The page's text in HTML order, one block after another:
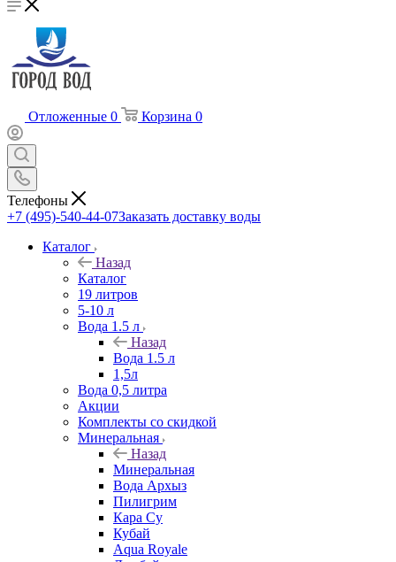
Отложенные 0 Корзина 0
Телефоны
+7 (495)-540-44-07Заказать доставку воды
Каталог
Назад
Каталог
19 литров
5-10 л
Вода 1.5 л
Назад
Вода 1.5 л
1,5л
Вода 0,5 литра
Акции
Комплекты со скидкой
Минеральная
Назад
Минеральная
Вода Архыз
Пилигрим
Кара Су
Кубай
Aqua Royale